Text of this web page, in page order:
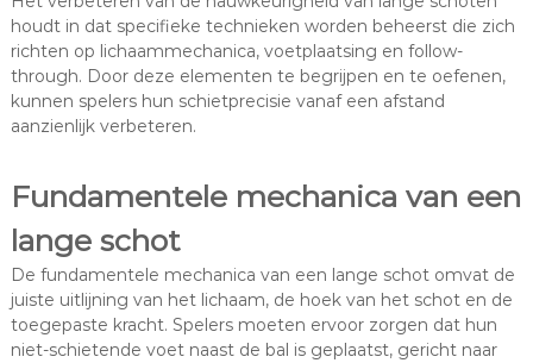
houdt in dat specifieke technieken worden beheerst die zich
richten op lichaammechanica, voetplaatsing en follow-
through. Door deze elementen te begrijpen en te oefenen,
kunnen spelers hun schietprecisie vanaf een afstand
aanzienlijk verbeteren.
Fundamentele mechanica van een
lange schot
De fundamentele mechanica van een lange schot omvat de
juiste uitlijning van het lichaam, de hoek van het schot en de
toegepaste kracht. Spelers moeten ervoor zorgen dat hun
niet-schietende voet naast de bal is geplaatst, gericht naar